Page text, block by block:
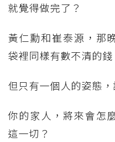
就覺得做完了？
黃仁勳和崔泰源，那
袋裡同樣有數不清的錢
但只有一個人的姿態，
你的家人，將來會怎
這一切？